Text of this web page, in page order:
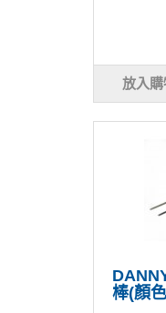
放入購
棒(顏